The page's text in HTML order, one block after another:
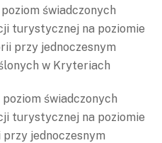
świadczonych
turystycznej na poziomie
przy jednoczesnym
w Kryteriach
świadczonych
turystycznej na poziomie
jednoczesnym